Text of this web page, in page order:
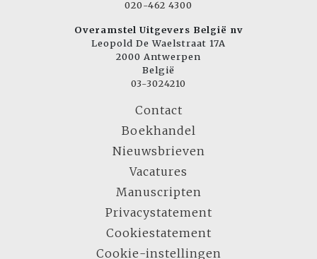
020-462 4300
Overamstel Uitgevers België nv
Leopold De Waelstraat 17A
2000 Antwerpen
België
03-3024210
Contact
Boekhandel
Nieuwsbrieven
Vacatures
Manuscripten
Privacystatement
Cookiestatement
Cookie-instellingen